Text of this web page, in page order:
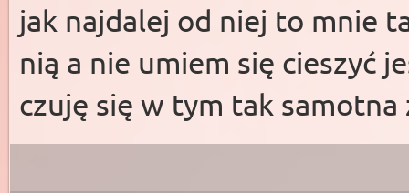
jak najdalej od niej to mnie
nią a nie umiem się cieszyć
czuję się w tym tak